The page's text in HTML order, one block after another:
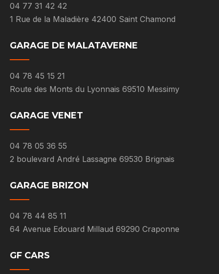
04 77 31 42 42
1 Rue de la Maladière 42400 Saint Chamond
GARAGE DE MALATAVERNE
04 78 45 15 21
Route des Monts du Lyonnais 69510 Messimy
GARAGE VENET
04 78 05 36 55
2 boulevard André Lassagne 69530 Brignais
GARAGE BRIZON
04 78 44 85 11
64 Avenue Edouard Millaud 69290 Craponne
GF CARS